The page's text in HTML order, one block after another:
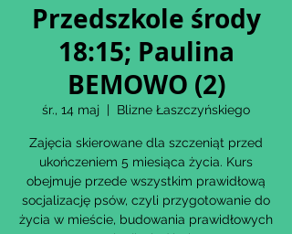
Przedszkole środy
18:15; Paulina
BEMOWO (2)
śr., 14 maj
  |
Blizne Łaszczyńskiego
Zajęcia skierowane dla szczeniąt przed
ukończeniem 5 miesiąca życia. Kurs
obejmuje przede wszystkim prawidłową
socjalizację psów, czyli przygotowanie do
życia w mieście, budowania prawidłowych